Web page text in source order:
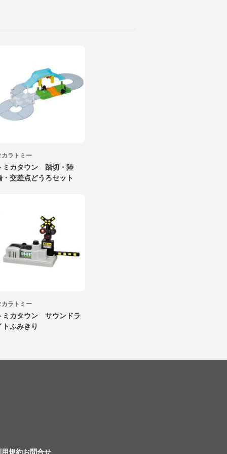
カラトミー
ミカタウン 踏切・陸
・交差点どうろセット
カラトミー
ミカタウン サウンドラ
トふみきり
規約お問合せ